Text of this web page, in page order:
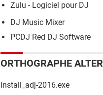
Zulu - Logiciel pour DJ
DJ Music Mixer
PCDJ Red DJ Software
ORTHOGRAPHE
install_adj-2016.exe